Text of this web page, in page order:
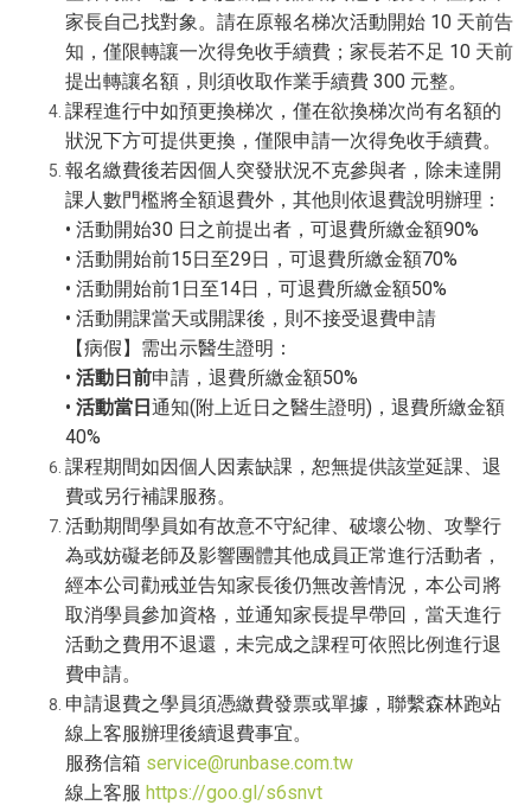
家長自己找對象。請在原報名梯次活動開始 10 天前告
知，僅限轉讓一次得免收手續費；家長若不足 10 天前
提出轉讓名額，則須收取作業手續費 300 元整。
課程進行中如預更換梯次，僅在欲換梯次尚有名額的
狀況下方可提供更換，僅限申請一次得免收手續費。
報名繳費後若因個人突發狀況不克參與者，除未達開
課人數門檻將全額退費外，其他則依退費說明辦理：
• 活動開始30 日之前提出者，可退費所繳金額90%
• 活動開始前15日至29日，可退費所繳金額70%
• 活動開始前1日至14日，可退費所繳金額50%
• 活動開課當天或開課後，則不接受退費申請
【病假】需出示醫生證明：
• 活動日前申請，退費所繳金額50%
• 活動當日通知(附上近日之醫生證明)，退費所繳金額
40%
課程期間如因個人因素缺課，恕無提供該堂延課、退
費或另行補課服務。
活動期間學員如有故意不守紀律、破壞公物、攻擊行
為或妨礙老師及影響團體其他成員正常進行活動者，
經本公司勸戒並告知家長後仍無改善情況，本公司將
取消學員參加資格，並通知家長提早帶回，當天進行
活動之費用不退還，未完成之課程可依照比例進行退
費申請。
申請退費之學員須憑繳費發票或單據，聯繫森林跑站
線上客服辦理後續退費事宜。
服務信箱 service@runbase.com.tw
線上客服 https://goo.gl/s6snvt